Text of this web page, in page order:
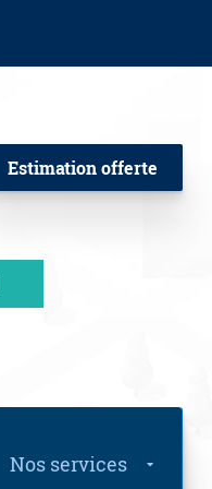
Estimation offerte
Nos services